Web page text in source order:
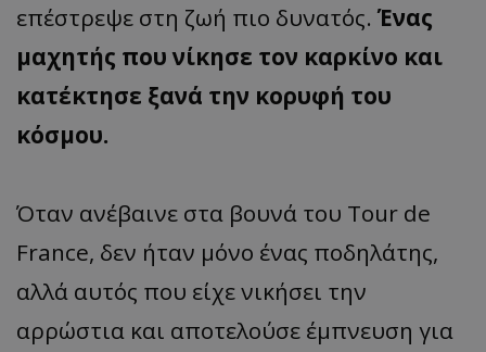
επέστρεψε στη ζωή πιο δυνατός. Ένας
μαχητής που νίκησε τον καρκίνο και
κατέκτησε ξανά την κορυφή του
κόσμου.
Όταν ανέβαινε στα βουνά του Tour de
France, δεν ήταν μόνο ένας ποδηλάτης,
αλλά αυτός που είχε νικήσει την
αρρώστια και αποτελούσε έμπνευση για